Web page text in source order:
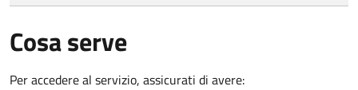
Cosa serve
Per accedere al servizio, assicurati di avere: